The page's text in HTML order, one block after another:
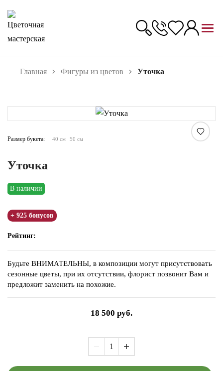
Главная Фигуры из цветов Уточка
Размер букета: 40 см 50 см
Уточка
В наличии
+ 925 бонусов
Рейтинг:
Будьте ВНИМАТЕЛЬНЫ, в композиции могут присутствовать
сезонные цветы, при их отсутствии, флорист позвонит Вам и
предложит заменить на похожие.
18 500 руб.